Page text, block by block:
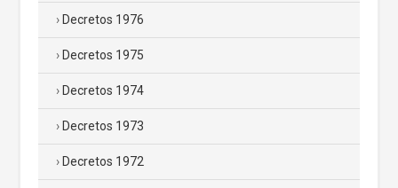
Decretos 1976
Decretos 1975
Decretos 1974
Decretos 1973
Decretos 1972